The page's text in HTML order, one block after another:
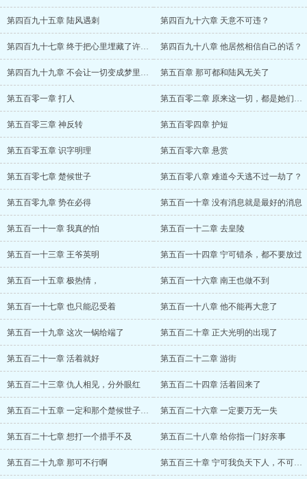
第四百九十五章 陆风遇刺 第四百九十六章 天意不可违？
第四百九十七章 终于把心里埋藏了许久的话 第四百九十八章 他居然相信自己的话？
第四百九十九章 不会让一切变成梦里那样 第五百章 那可都和陆风无关了
第五百零一章 打人 第五百零二章 原来这一切，都是她们的计谋
第五百零三章 神反转 第五百零四章 护短
第五百零五章 识字明理 第五百零六章 悬赏
第五百零七章 楚候世子 第五百零八章 难道今天逃不过一劫了？
第五百零九章 势在必得 第五百一十章 没有消息就是最好的消息
第五百一十一章 我真的怕 第五百一十二章 去皇陵
第五百一十三章 王爷英明 第五百一十四章 宁可错杀，都不要放过
第五百一十五章 极热情， 第五百一十六章 南王也做不到
第五百一十七章 也只能忍受着 第五百一十八章 他不能再大意了
第五百一十九章 这次一锅给端了 第五百二十章 正大光明的出现了
第五百二十一章 活着就好 第五百二十二章 游街
第五百二十三章 仇人相见，分外眼红 第五百二十四章 活着回来了
第五百二十五章 一定和那个楚候世子脱不了 第五百二十六章 一定要万无一失
第五百二十七章 想打一个措手不及 第五百二十八章 给你指一门好亲事
第五百二十九章 那可不行啊 第五百三十章 宁可我负天下人，不可天下人